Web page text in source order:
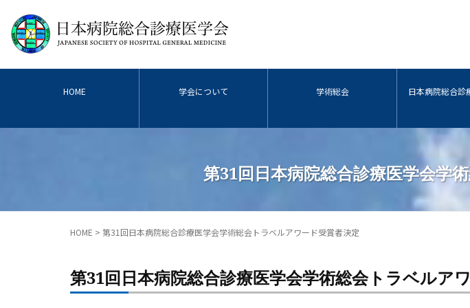
HOME 学会について 学術総会 日本病院総合診
第31回日本病院総合診療医学会学
HOME > 第31回日本病院総合診療医学会学術総会トラベルアワード受賞者決定
第31回日本病院総合診療医学会学術総会トラベルア